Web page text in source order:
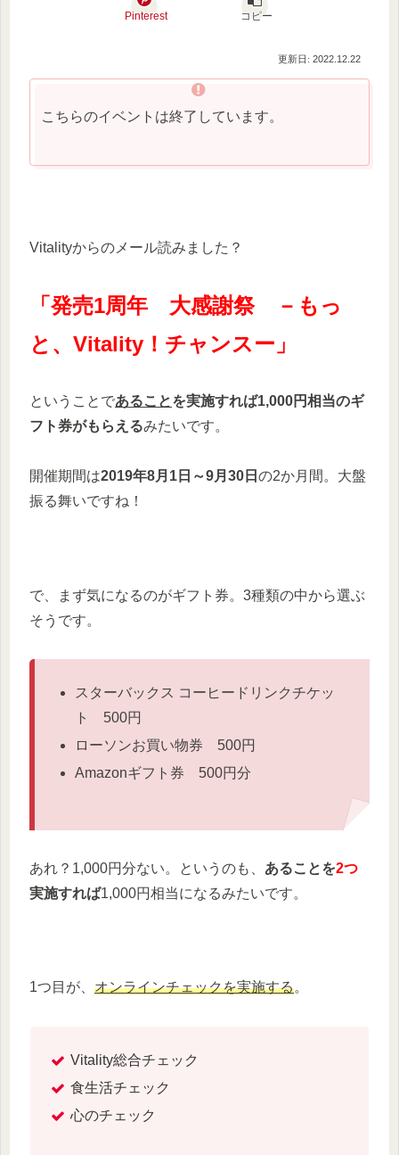
Pinterest コピー
2022.12.22
こちらのイベントは終了しています。
Vitalityからのメール読みました？
「発売1周年 大感謝祭 －もっ
と、Vitality！チャンスー」
ということであることを実施すれば1,000円相当のギ
フト券がもらえるみたいです。
開催期間は2019年8月1日～9月30日 の2か月間。大盤
振る舞いですね！
で、まず気になるのがギフト券。3種類の中から選ぶ
そうです。
スターバックス コーヒードリンクチケッ
ト 500円
ローソンお買い物券 500円
Amazonギフト券 500円分
あれ？1,000円分ない。というのも、 あることを2つ
実施すれば1,000円相当になるみたいです。
1つ目が、 オンラインチェックを実施する。
Vitality総合チェック
食生活チェック
心のチェック